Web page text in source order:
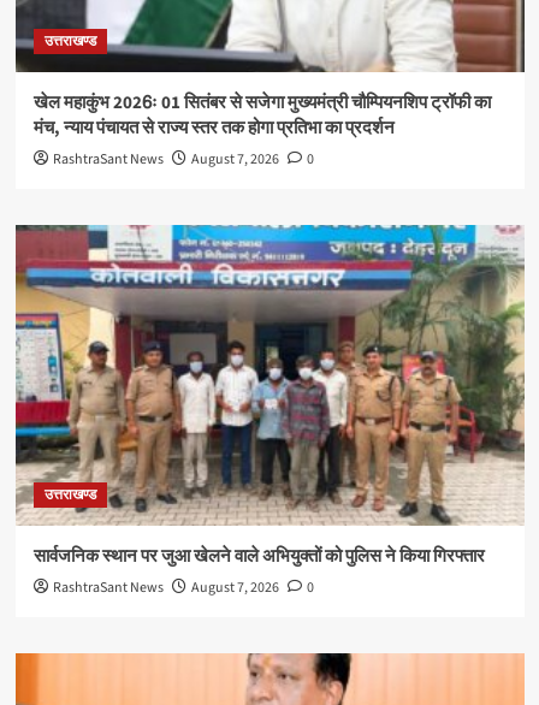
उत्तराखण्ड
खेल महाकुंभ 2026ः 01 सितंबर से सजेगा मुख्यमंत्री चौम्पियनशिप ट्रॉफी का
मंच, न्याय पंचायत से राज्य स्तर तक होगा प्रतिभा का प्रदर्शन
RashtraSant News August 7, 2026 0
उत्तराखण्ड
सार्वजनिक स्थान पर जुआ खेलने वाले अभियुक्तों को पुलिस ने किया गिरफ्तार
RashtraSant News August 7, 2026 0